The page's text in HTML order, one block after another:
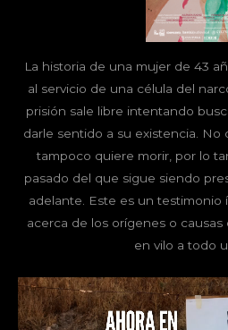
La historia de una mujer de 43
al servicio de una célula del
prisión sale libre intentando
darle sentido a su existencia. No
tampoco quiere morir, por lo
pasado del que sigue siendo
adelante. Este es un
acerca de los orígenes o
en vilo a todo